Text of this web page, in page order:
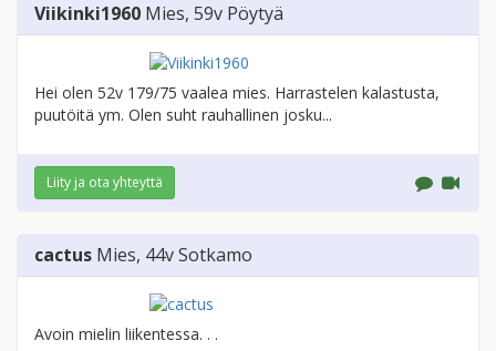
Viikinki1960 Mies, 59v Pöytyä
Hei olen 52v 179/75 vaalea mies. Harrastelen kalastusta,
puutöitä ym. Olen suht rauhallinen josku...
Liity ja ota yhteyttä
cactus Mies, 44vSotkamo
Avoin mielin liikentessa. . .